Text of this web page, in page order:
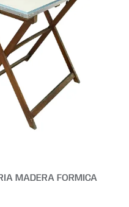
MADERA FORMICA